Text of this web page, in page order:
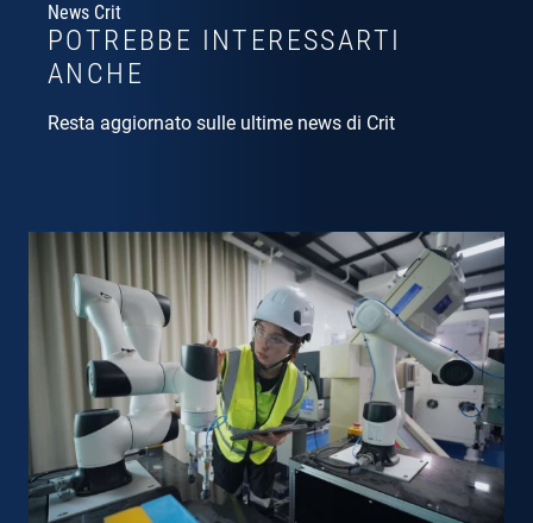
News Crit
POTREBBE INTERESSARTI
ANCHE
Resta aggiornato sulle ultime news di Crit